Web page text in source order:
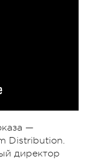
—
Distribution.
директор